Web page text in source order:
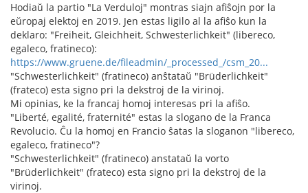
Hodiaŭ la partio "La Verduloj" montras siajn afiŝojn por la
eŭropaj elektoj en 2019. Jen estas ligilo al la afiŝo kun la
deklaro: "Freiheit, Gleichheit, Schwesterlichkeit" (libereco,
egaleco, fratineco):
https://www.gruene.de/fileadmin/_processed_/csm_20...
"Schwesterlichkeit" (fratineco) anŝtataŭ "Brüderlichkeit"
(frateco) esta signo pri la dekstroj de la virinoj.
Mi opinias, ke la francaj homoj interesas pri la afiŝo.
"Liberté, egalité, fraternité" estas la slogano de la Franca
Revolucio. Ĉu la homoj en Francio ŝatas la sloganon "libereco,
egaleco, fratineco"?
"Schwesterlichkeit" (fratineco) anstataŭ la vorto
"Brüderlichkeit" (frateco) esta signo pri la dekstroj de la
virinoj.